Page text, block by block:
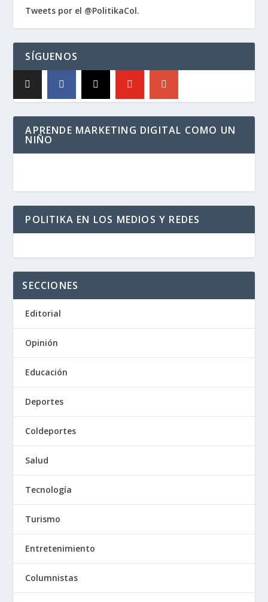
Tweets por el @PolitikaCol.
SÍGUENOS
APRENDE MARKETING DIGITAL COMO UN
NIÑO
POLITIKA EN LOS MEDIOS Y REDES
SECCIONES
Editorial
Opinión
Educación
Deportes
Coldeportes
Salud
Tecnología
Turismo
Entretenimiento
Columnistas